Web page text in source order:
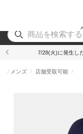
ア
7/28(火)に発生し
メンズ 店舗受取可能